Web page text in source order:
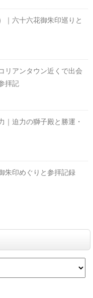
｜六十六花御朱印巡りと
リアンタウン近くで出会
拝記
｜迫力の獅子殿と勝運・
朱印めぐりと参拝記録